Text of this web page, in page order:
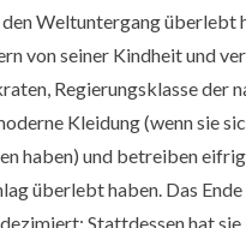
Weltuntergang überlebt
von seiner Kindheit und
Regierungsklasse der
Kleidung (wenn sie
haben) und betreiben
überlebt haben. Das
Stattdessen hat